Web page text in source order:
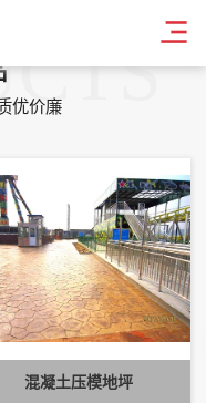
优价廉
混凝土压模地坪